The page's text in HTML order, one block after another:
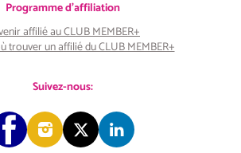
Programme d'affiliation
affilié au CLUB MEMBER+
trouver un affilié du CLUB MEMBER+
Suivez-nous: